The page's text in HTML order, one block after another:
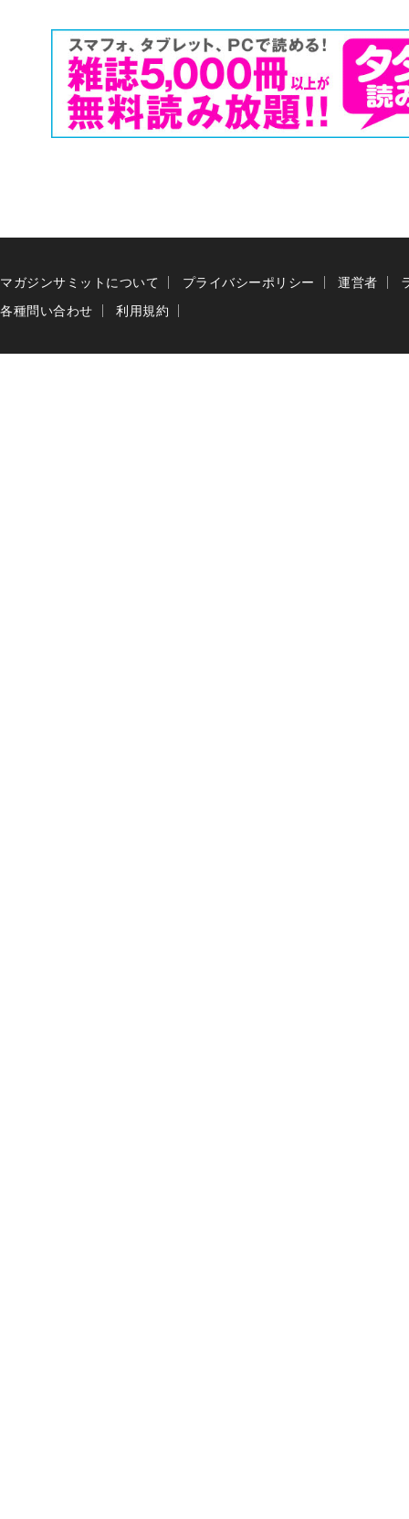
マガジンサミットについて プライバシーポリシー 運営者
各種問い合わせ
利用規約